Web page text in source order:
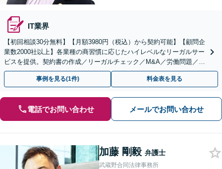
IT業界
【初回相談30分無料】【月額3980円（税込）から契約可能】【顧問企
業数2000社以上】各業種の商習慣に応じたハイレベルなリーガルサー
ビスを提供。契約書の作成／リーガルチェック／M&A／労働問題／知
的財産等、お任せください【他士業連携可能】
事例を見る(1件) 料金表を見る
電話でお問い合わせ メールでお問い合わせ
加藤 剛毅 弁護士
武蔵野合同法律事務所